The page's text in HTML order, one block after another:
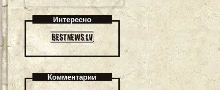
Интересно
Комментарии